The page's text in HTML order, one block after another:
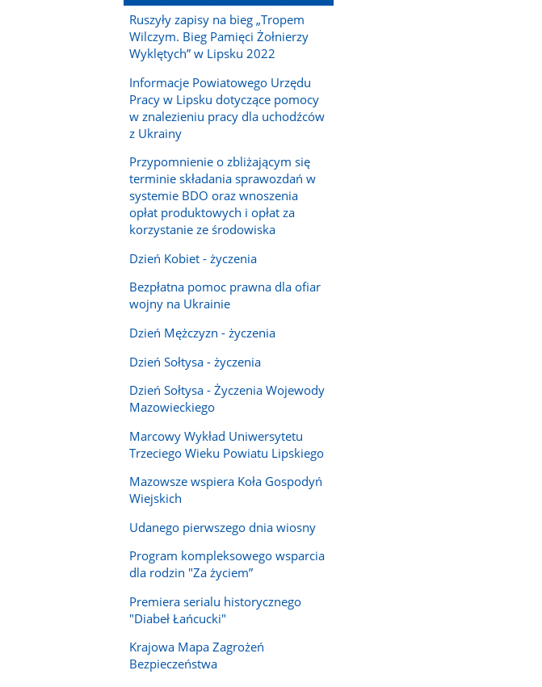
Ruszyły zapisy na bieg „Tropem
Wilczym. Bieg Pamięci Żołnierzy
Wyklętych” w Lipsku 2022
Informacje Powiatowego Urzędu
Pracy w Lipsku dotyczące pomocy
w znalezieniu pracy dla uchodźców
z Ukrainy
Przypomnienie o zbliżającym się
terminie składania sprawozdań w
systemie BDO oraz wnoszenia
opłat produktowych i opłat za
korzystanie ze środowiska
Dzień Kobiet - życzenia
Bezpłatna pomoc prawna dla ofiar
wojny na Ukrainie
Dzień Mężczyzn - życzenia
Dzień Sołtysa - życzenia
Dzień Sołtysa - Życzenia Wojewody
Mazowieckiego
Marcowy Wykład Uniwersytetu
Trzeciego Wieku Powiatu Lipskiego
Mazowsze wspiera Koła Gospodyń
Wiejskich
Udanego pierwszego dnia wiosny
Program kompleksowego wsparcia
dla rodzin "Za życiem”
Premiera serialu historycznego
"Diabeł Łańcucki"
Krajowa Mapa Zagrożeń
Bezpieczeństwa